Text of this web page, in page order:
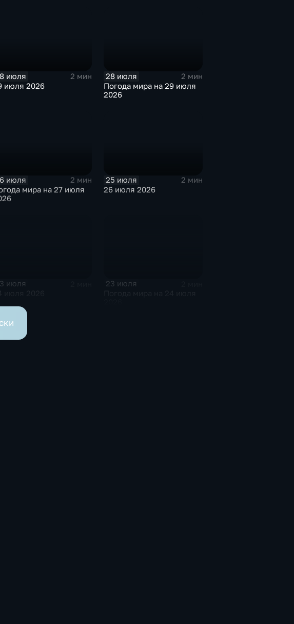
июля
2 мин
июля 2026
28 июля
2 мин
Погода мира на 29 июля
2026
июля
2 мин
мира на 27 июля
25 июля
2 мин
26 июля 2026
июля 23 июля